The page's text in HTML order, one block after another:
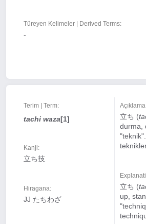
Türeyen Kelimeler | Derived Terms:
-
Terim | Term:
tachi waza[1]
Kanji:
立ち技
Hiragana:
JJ たちわざ
立ち (
durma,
立ち (
up,